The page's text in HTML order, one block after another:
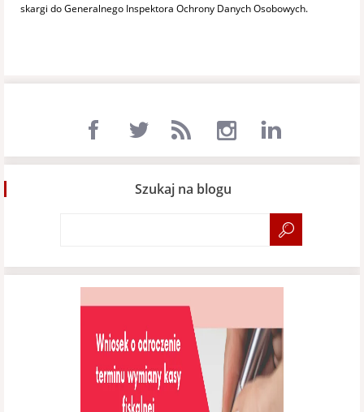
skargi do Generalnego Inspektora Ochrony Danych Osobowych.
Szukaj na blogu